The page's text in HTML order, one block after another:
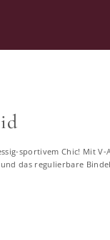
Größen
sportivem Chic! Mit
das regulierbare